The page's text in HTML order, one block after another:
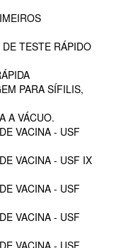
TESTE RÁPIDO
PARA SÍFILIS,
A VÁCUO.
VACINA - USF
VACINA - USF IX
VACINA - USF
VACINA - USF
VACINA - USF